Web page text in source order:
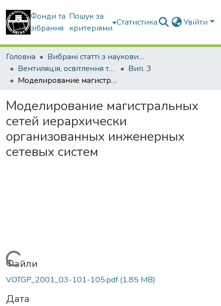
Фонди та
зібрання
Пошук за
критеріями
Статистика Увійти
Головна
Вибрані статті з наукових збірників КНУБА
Вентиляція, освітлення та теплогазопостачання
Вип. 3
Моделирование магистральных сетей иерархически организованных инженерных сетевых систем
Моделирование магистральных
сетей иерархически
организованных инженерных
сетевых систем
Вантажиться...
Файли
VOTGP_2001_03-101-105.pdf(1,85 MB)
Дата